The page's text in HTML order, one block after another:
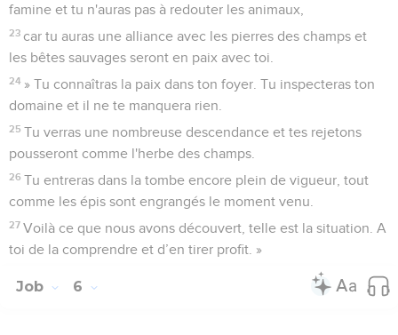
famine et tu n'auras pas à redouter les animaux,
23 car tu auras une alliance avec les pierres des champs et
les bêtes sauvages seront en paix avec toi.
24 » Tu connaîtras la paix dans ton foyer. Tu inspecteras ton
domaine et il ne te manquera rien.
25 Tu verras une nombreuse descendance et tes rejetons
pousseront comme l'herbe des champs.
26 Tu entreras dans la tombe encore plein de vigueur, tout
comme les épis sont engrangés le moment venu.
27 Voilà ce que nous avons découvert, telle est la situation. A
toi de la comprendre et d’en tirer profit. »
Job 6